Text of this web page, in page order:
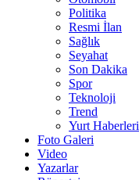
Politika
Resmi İlan
Sağlık
Seyahat
Son Dakika
Spor
Teknoloji
Trend
Yurt Haberleri
Foto Galeri
Video
Yazarlar